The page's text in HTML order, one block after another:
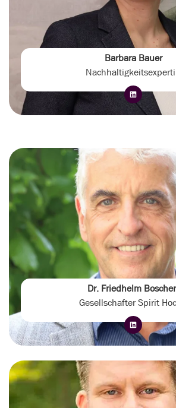
Barbara Bauer
Dr. Friedhelm
Gesellschafter Spirit